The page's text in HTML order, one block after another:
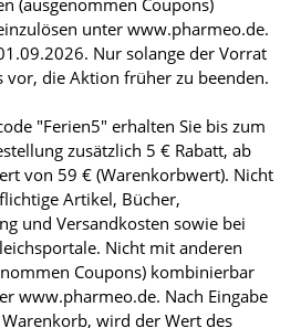
(ausgenommen Coupons)
unter www.pharmeo.de.
Nur solange der Vorrat
vor, die Aktion früher zu beenden.
"Ferien5" erhalten Sie bis zum
zusätzlich 5 € Rabatt, ab
von 59 € (Warenkorbwert). Nicht
Artikel, Bücher,
und Versandkosten sowie bei
Nicht mit anderen
Coupons) kombinierbar
www.pharmeo.de. Nach Eingabe
wird der Wert des